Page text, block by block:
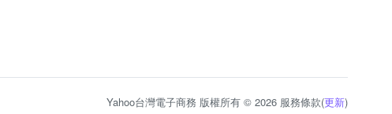
Yahoo台灣電子商務 版權所有 © 2026 服務條款(更新)